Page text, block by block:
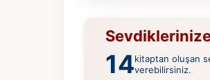
14kitaptan oluşan
verebilirsiniz.